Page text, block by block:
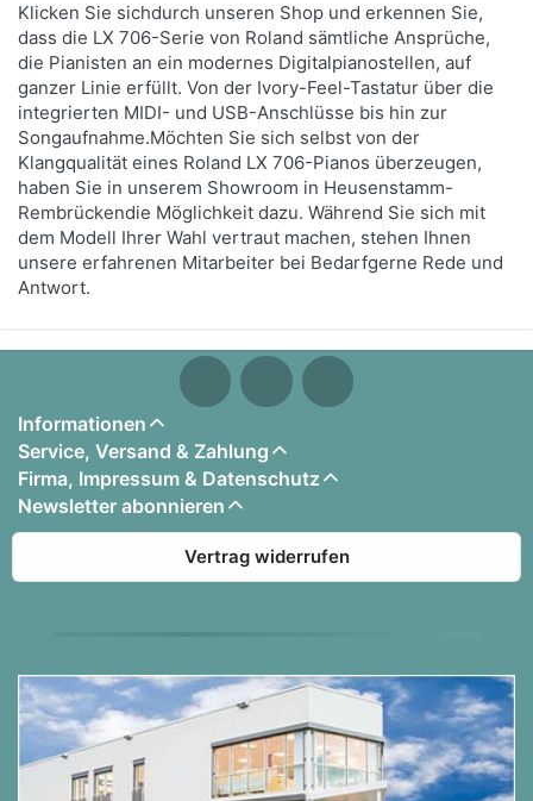
Klicken Sie sichdurch unseren Shop und erkennen Sie,
dass die LX 706-Serie von Roland sämtliche Ansprüche,
die Pianisten an ein modernes Digitalpianostellen, auf
ganzer Linie erfüllt. Von der Ivory-Feel-Tastatur über die
integrierten MIDI- und USB-Anschlüsse bis hin zur
Songaufnahme.Möchten Sie sich selbst von der
Klangqualität eines Roland LX 706-Pianos überzeugen,
haben Sie in unserem Showroom in Heusenstamm-
Rembrückendie Möglichkeit dazu. Während Sie sich mit
dem Modell Ihrer Wahl vertraut machen, stehen Ihnen
unsere erfahrenen Mitarbeiter bei Bedarfgerne Rede und
Antwort.
Informationen
Service, Versand & Zahlung
Firma, Impressum & Datenschutz
Newsletter abonnieren
Vertrag widerrufen